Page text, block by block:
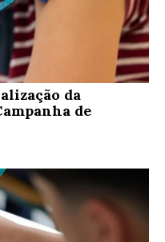
da
de